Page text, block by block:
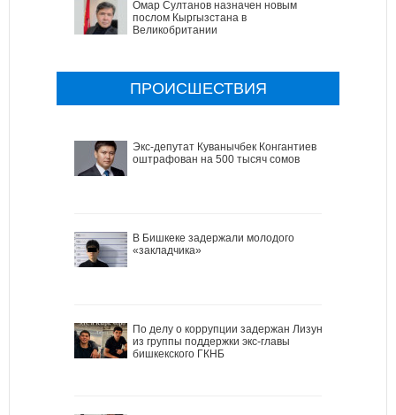
Омар Султанов назначен новым
послом Кыргызстана в
Великобритании
ПРОИСШЕСТВИЯ
Экс-депутат Куванычбек Конгантиев
оштрафован на 500 тысяч сомов
В Бишкеке задержали молодого
«закладчика»
По делу о коррупции задержан Лизун
из группы поддержки экс-главы
бишкекского ГКНБ